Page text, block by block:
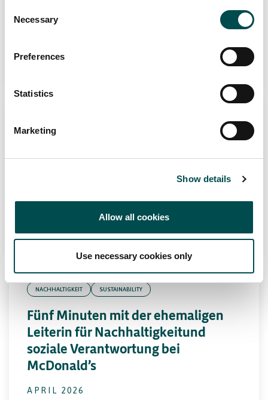
Selection
Necessary
Preferences
Statistics
Marketing
Show details
Allow all cookies
Use necessary cookies only
Directors
Lesen
NACHHALTIGKEIT SUSTAINABILITY
Fünf Minuten mit der ehemaligen
Leiterin für Nachhaltigkeitund
soziale Verantwortung bei
McDonald’s
APRIL 2026